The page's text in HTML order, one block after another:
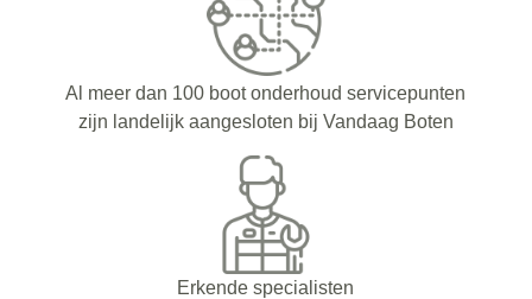
Al meer dan 100 boot onderhoud servicepunten
zijn landelijk aangesloten bij Vandaag Boten
Erkende specialisten